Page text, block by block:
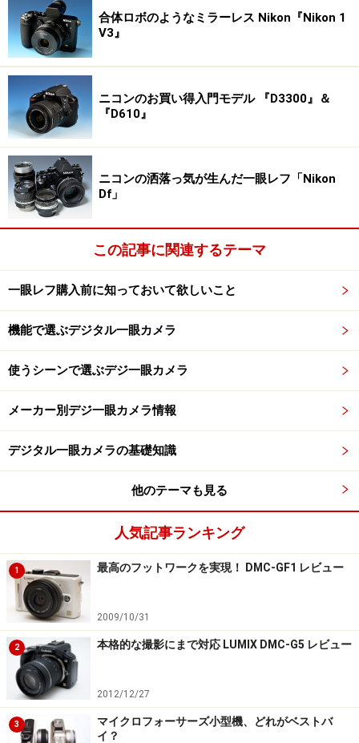
合体ロボのようなミラーレス Nikon『Nikon 1
V3』
ニコンのお買い得入門モデル 『D3300』＆
『D610』
ニコンの洒落っ気が生んだ一眼レフ「Nikon
Df」
この記事に関連するテーマ
一眼レフ購入前に知っておいて欲しいこと
機能で選ぶデジタル一眼カメラ
使うシーンで選ぶデジ一眼カメラ
メーカー別デジ一眼カメラ情報
デジタル一眼カメラの基礎知識
他のテーマも見る
人気記事ランキング
1 最高のフットワークを実現！ DMC-GF1 レビュー
2009/10/31
2 本格的な撮影にまで対応 LUMIX DMC-G5 レビュー
2012/12/27
3
マイクロフォーサーズ小型機、どれがベストバ
イ？